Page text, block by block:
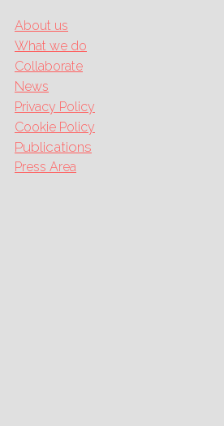
About us
What we do
Collaborate
News
Privacy Policy
Cookie Policy
Publications
Press Area